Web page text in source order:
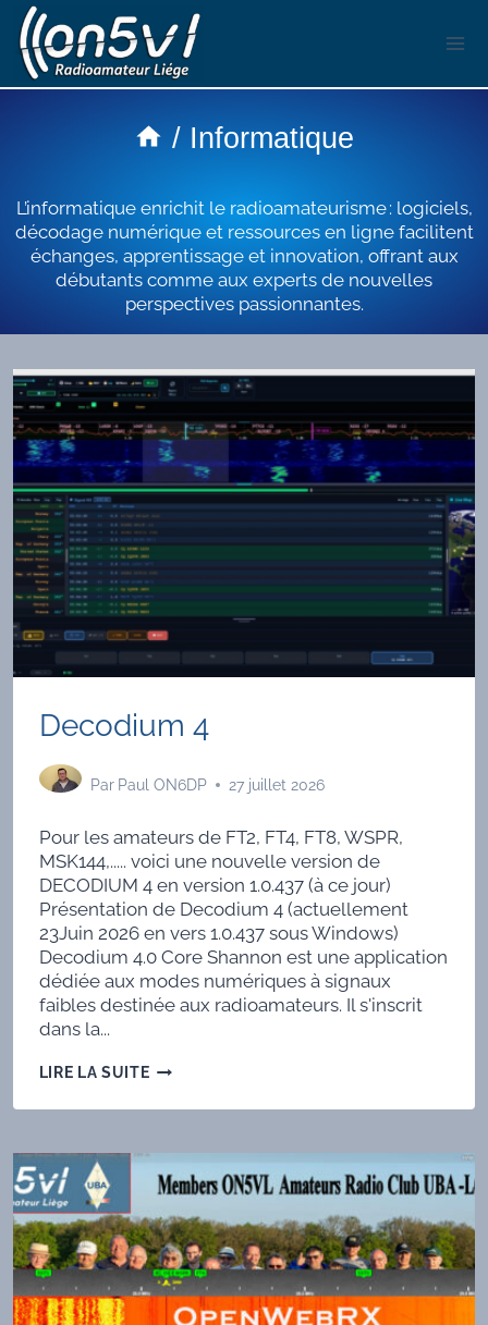
Aller
au
contenu
/ Informatique
L’informatique enrichit le radioamateurisme : logiciels,
décodage numérique et ressources en ligne facilitent
échanges, apprentissage et innovation, offrant aux
débutants comme aux experts de nouvelles
perspectives passionnantes.
Decodium 4
Par Paul ON6DP 27 juillet 2026
Pour les amateurs de FT2, FT4, FT8, WSPR,
MSK144,..... voici une nouvelle version de
DECODIUM 4 en version 1.0.437 (à ce jour)
Présentation de Decodium 4 (actuellement
23Juin 2026 en vers 1.0.437 sous Windows)
Decodium 4.0 Core Shannon est une application
dédiée aux modes numériques à signaux
faibles destinée aux radioamateurs. Il s'inscrit
dans la...
LIRE LA SUITEDECODIUM